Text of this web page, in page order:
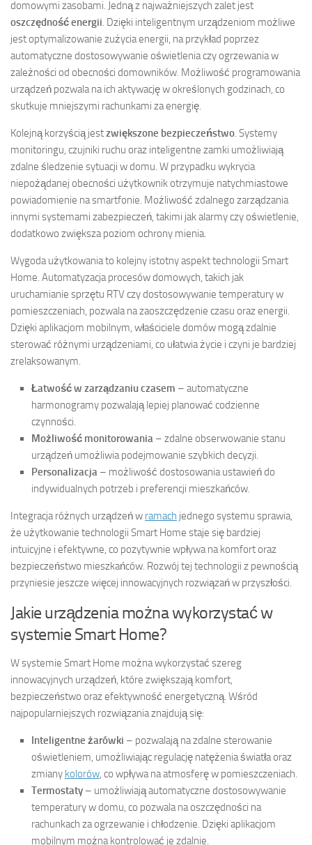
domowymi zasobami. Jedną z najważniejszych zalet jest
oszczędność energii. Dzięki inteligentnym urządzeniom możliwe
jest optymalizowanie zużycia energii, na przykład poprzez
automatyczne dostosowywanie oświetlenia czy ogrzewania w
zależności od obecności domowników. Możliwość programowania
urządzeń pozwala na ich aktywację w określonych godzinach, co
skutkuje mniejszymi rachunkami za energię.
Kolejną korzyścią jestzwiększone bezpieczeństwo. Systemy
monitoringu, czujniki ruchu oraz inteligentne zamki umożliwiają
zdalne śledzenie sytuacji w domu. W przypadku wykrycia
niepożądanej obecności użytkownik otrzymuje natychmiastowe
powiadomienie na smartfonie. Możliwość zdalnego zarządzania
innymi systemami zabezpieczeń, takimi jak alarmy czy oświetlenie,
dodatkowo zwiększa poziom ochrony mienia.
Wygoda użytkowania to kolejny istotny aspekt technologii Smart
Home. Automatyzacja procesów domowych, takich jak
uruchamianie sprzętu RTV czy dostosowywanie temperatury w
pomieszczeniach, pozwala na zaoszczędzenie czasu oraz energii.
Dzięki aplikacjom mobilnym, właściciele domów mogą zdalnie
sterować różnymi urządzeniami, co ułatwia życie i czyni je bardziej
zrelaksowanym.
Łatwość w zarządzaniu czasem – automatyczne
harmonogramy pozwalają lepiej planować codzienne
czynności.
Możliwość monitorowania – zdalne obserwowanie stanu
urządzeń umożliwia podejmowanie szybkich decyzji.
Personalizacja – możliwość dostosowania ustawień do
indywidualnych potrzeb i preferencji mieszkańców.
Integracja różnych urządzeń w ramach jednego systemu sprawia,
że użytkowanie technologii Smart Home staje się bardziej
intuicyjne i efektywne, co pozytywnie wpływa na komfort oraz
bezpieczeństwo mieszkańców. Rozwój tej technologii z pewnością
przyniesie jeszcze więcej innowacyjnych rozwiązań w przyszłości.
Jakie urządzenia można wykorzystać w
systemie Smart Home?
W systemie Smart Home można wykorzystać szereg
innowacyjnych urządzeń, które zwiększają komfort,
bezpieczeństwo oraz efektywność energetyczną. Wśród
najpopularniejszych rozwiązania znajdują się:
Inteligentne żarówki – pozwalają na zdalne sterowanie
oświetleniem, umożliwiając regulację natężenia światła oraz
zmiany kolorów, co wpływa na atmosferę w pomieszczeniach.
Termostaty – umożliwiają automatyczne dostosowywanie
temperatury w domu, co pozwala na oszczędności na
rachunkach za ogrzewanie i chłodzenie. Dzięki aplikacjom
mobilnym można kontrolować je zdalnie.